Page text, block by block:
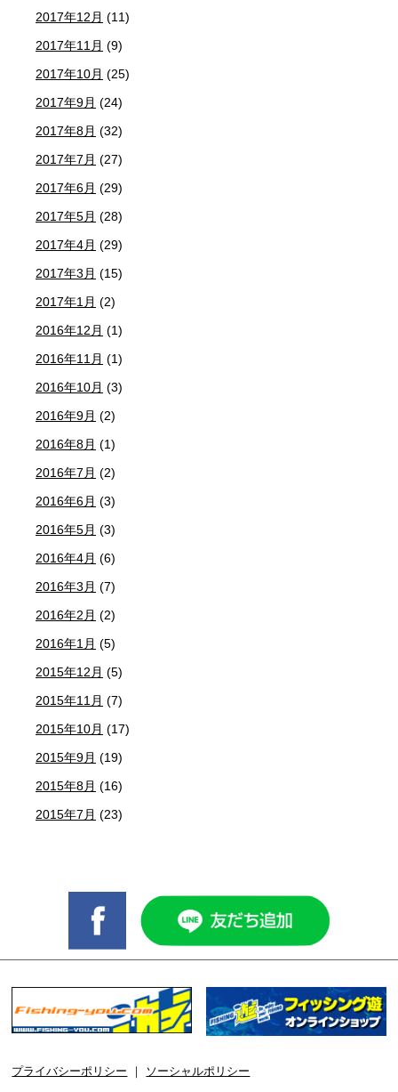
2017年12月 (11)
2017年11月 (9)
2017年10月 (25)
2017年9月 (24)
2017年8月 (32)
2017年7月 (27)
2017年6月 (29)
2017年5月 (28)
2017年4月 (29)
2017年3月 (15)
2017年1月 (2)
2016年12月 (1)
2016年11月 (1)
2016年10月 (3)
2016年9月 (2)
2016年8月 (1)
2016年7月 (2)
2016年6月 (3)
2016年5月 (3)
2016年4月 (6)
2016年3月 (7)
2016年2月 (2)
2016年1月 (5)
2015年12月 (5)
2015年11月 (7)
2015年10月 (17)
2015年9月 (19)
2015年8月 (16)
2015年7月 (23)
プライバシーポリシー ソーシャルポリシー